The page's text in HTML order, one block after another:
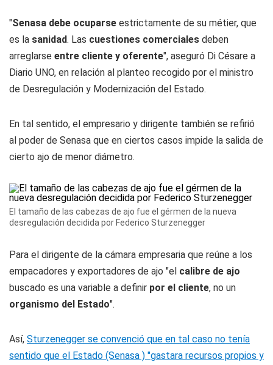
"Senasa debe ocuparse estrictamente de su métier, que
es la sanidad. Las cuestiones comerciales deben
arreglarse entre cliente y oferente", aseguró Di Césare a
Diario UNO, en relación al planteo recogido por el ministro
de Desregulación y Modernización del Estado.
En tal sentido, el empresario y dirigente también se refirió
al poder de Senasa que en ciertos casos impide la salida de
cierto ajo de menor diámetro.
El tamaño de las cabezas de ajo fue el gérmen de la nueva
desregulación decidida por Federico Sturzenegger
Para el dirigente de la cámara empresaria que reúne a los
empacadores y exportadores de ajo "el calibre de ajo
buscado es una variable a definir por el cliente, no un
organismo del Estado".
Así, Sturzenegger se convenció que en tal caso no tenía
sentido que el Estado (Senasa ) "gastara recursos propios y